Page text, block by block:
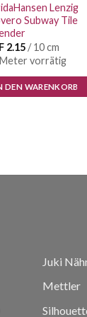
Lenzig
Subway Tile
2.15/ 10 cm
vorrätig
DEN WARENKORB
Juki
Mettler